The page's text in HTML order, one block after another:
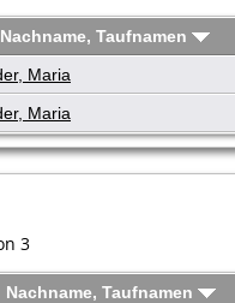
Nachname, Taufnamen
Maria
Maria
3
Nachname, Taufnamen